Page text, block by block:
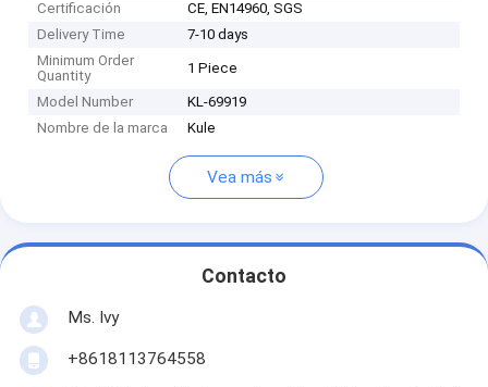
Certificación
CE, EN14960, SGS
Delivery Time
7-10 days
Minimum Order
Quantity
1 Piece
Model Number
KL-69919
Nombre de la marca
Kule
Vea más
Contacto
Ms. Ivy
+8618113764558